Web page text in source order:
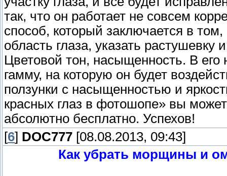
так, что он работает не совсем
способ, который заключается в
область глаза, указать
Цветовой тон, насыщенность. В
гамму, на которую он будет
ползунки с насыщенностью и
красных глаз в фотошопе» вы
абсолютно бесплатно. Успехов!
[6] DOC777 [08.08.2013, 09:43]
Как убрать морщины и